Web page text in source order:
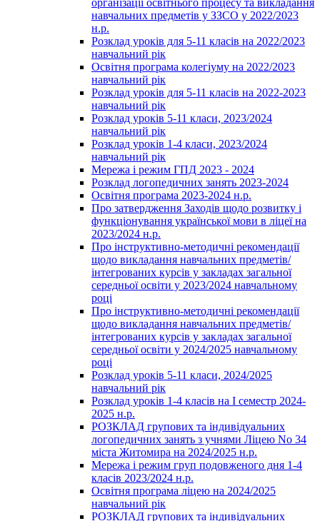
навчальних предметів у ЗЗСО у 2022/2023
н.р.
Розклад уроків для 5-11 класів на 2022/2023
навчальний рік
Освітня програма колегіуму на 2022/2023
навчальний рік
Розклад уроків для 5-11 класів на 2022-2023
навчальний рік
Розклад уроків 5-11 класи, 2023/2024
навчальний рік
Розклад уроків 1-4 класи, 2023/2024
навчальний рік
Мережа і режим ГПД 2023 - 2024
Розклад логопедичних занять 2023-2024
Освітня програма 2023-2024 н.р.
Про затвердження Заходів щодо розвитку і
функціонування української мови в ліцеї на
2023/2024 н.р.
Про інструктивно-методичні рекомендації
щодо викладання навчальних предметів/
інтегрованих курсів у закладах загальної
середньої освіти у 2023/2024 навчальному
році
Про інструктивно-методичні рекомендації
щодо викладання навчальних предметів/
інтегрованих курсів у закладах загальної
середньої освіти у 2024/2025 навчальному
році
Розклад уроків 5-11 класи, 2024/2025
навчальний рік
Розклад уроків 1-4 класів на І семестр 2024-
2025 н.р.
РОЗКЛАД групових та індивідуальних
логопедичних занять з учнями Ліцею No 34
міста Житомира на 2024/2025 н.р.
Мережа і режим груп подовженого дня 1-4
класів 2023/2024 н.р.
Освітня програма ліцею на 2024/2025
навчальний рік
РОЗКЛАД групових та індивідуальних